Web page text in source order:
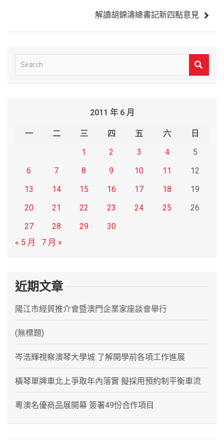
解讀胡錦濤總書記新四點意見
e
2011 年 6 月
一 二 三 四 五 六
日
1
2 3 4
5
6
7 8 9 10 11
12
13
14 15 16 17 18
19
20
21 22 23 24 25
26
27
28 29
30
« 5 月
7 月 »
近期文章
陽江市經貿推介會暨澳門企業家座談會舉行
(無標題)
岑浩輝視察澳琴大學城 了解開學前各項工作進展
橫琴單牌車北上爭取年內落實 擬採用預約制平衡車流
粵澳名優商品展開幕 簽署49份合作項目